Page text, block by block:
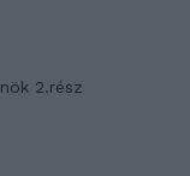
2.rész